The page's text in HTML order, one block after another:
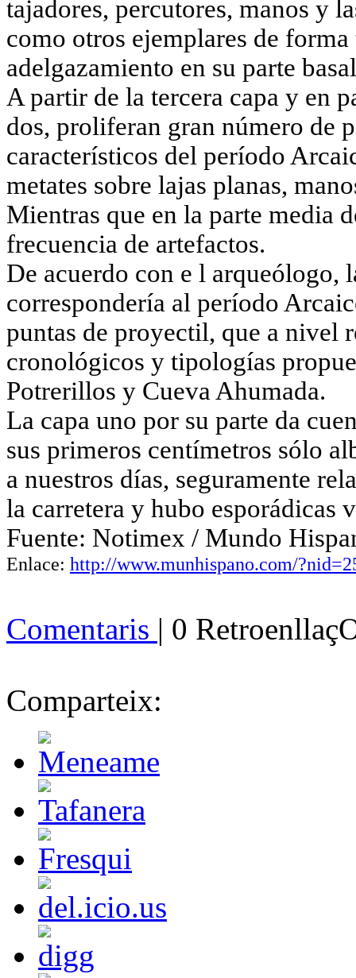
tajadores, percutores, manos y
como otros ejemplares de
adelgazamiento en su parte
A partir de la tercera capa y en
dos, proliferan gran número de
característicos del período
metates sobre lajas planas,
Mientras que en la parte media
frecuencia de artefactos.
De acuerdo con e l arqueólogo,
correspondería al período
puntas de proyectil, que a nivel
cronológicos y tipologías
Potrerillos y Cueva Ahumada.
La capa uno por su parte da
sus primeros centímetros sólo
a nuestros días, seguramente
la carretera y hubo esporádicas
Fuente: Notimex / Mundo
Enlace: http://www.munhispano.com/?nid=
Comentaris | 0
Comparteix: